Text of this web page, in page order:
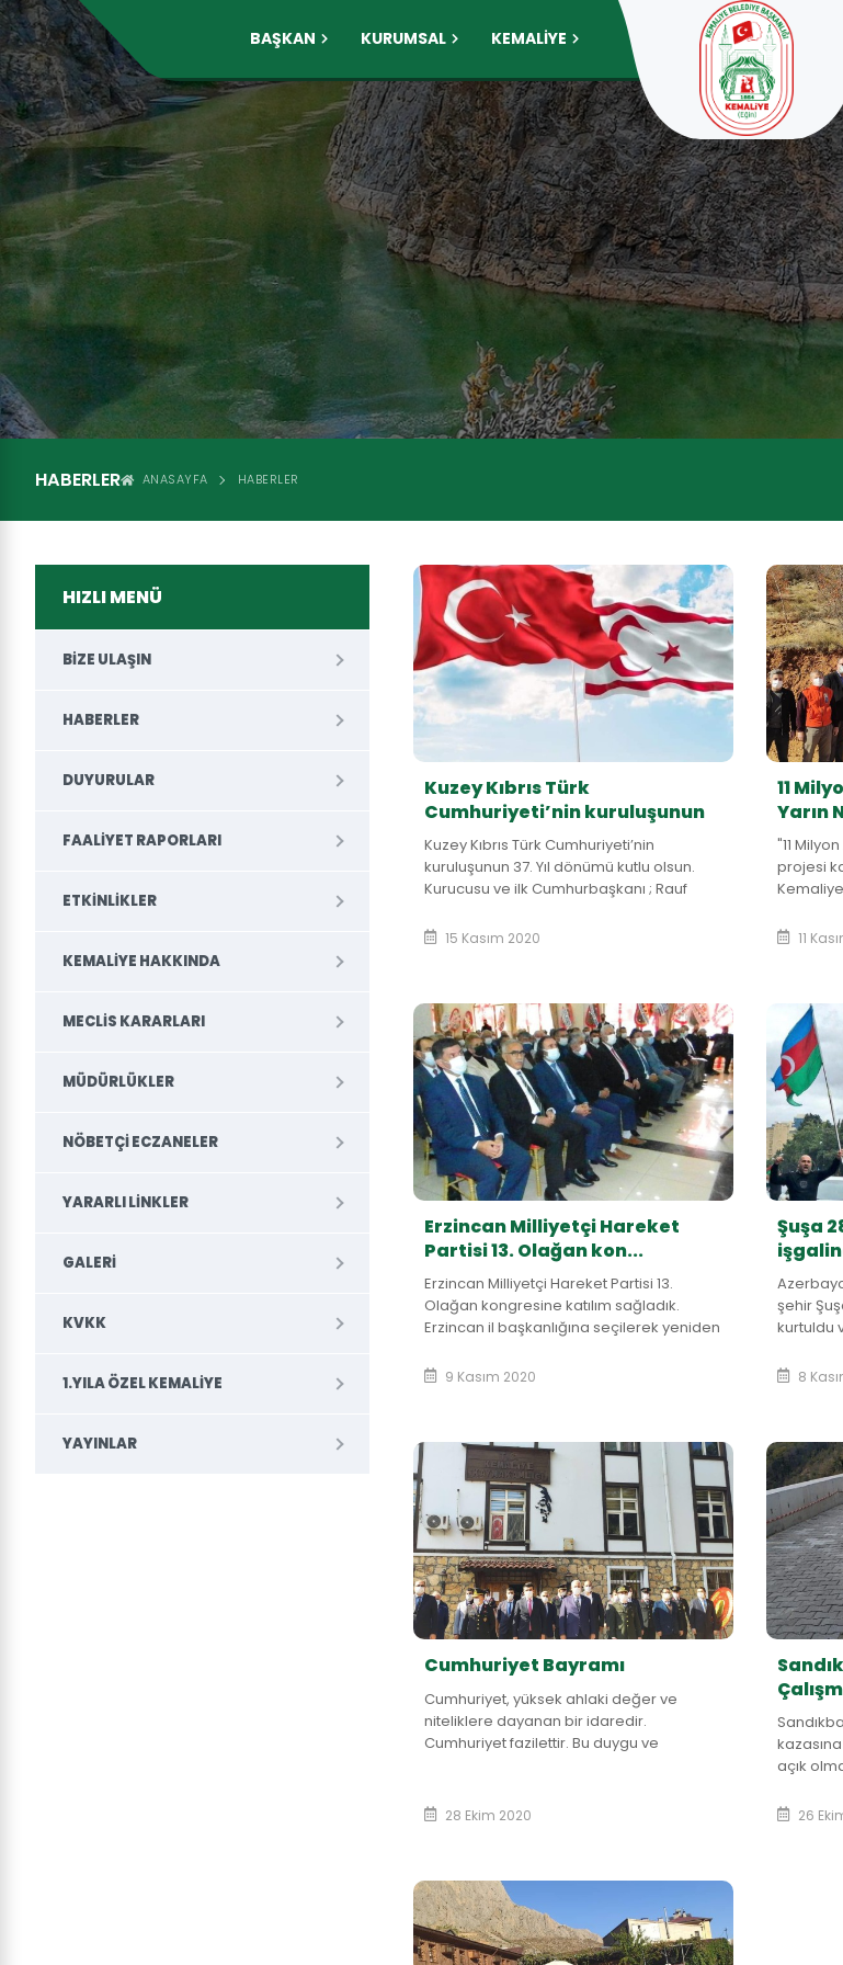
BAŞKAN KURUMSAL KEMALİYE
HABERLER ANASAYFA HABERLER
Kuzey Kıbrıs Türk
Cumhuriyeti’nin kuruluşunun
37....
Kuzey Kıbrıs Türk Cumhuriyeti’nin
kuruluşunun 37. Yıl dönümü kutlu olsun.
Kurucusu ve ilk Cumhurbaşkanı ; Rauf
15 Kasım 2020
11
Yarın
"11
projesi
İl&c...
11
Erzincan Milliyetçi Hareket
Partisi 13. Olağan kon...
Erzincan Milliyetçi Hareket Partisi 13.
Olağan kongresine katılım sağladık.
Erzincan il başkanlığına seçilerek yeniden
Başkanımı ve yönetimini te...
9 Kasım 2020
Şuşa
şehir
kurtuldu
dalgal...
8
Cumhuriyet Bayramı
Cumhuriyet, yüksek ahlaki değer ve
niteliklere dayanan bir idaredir.
Cumhuriyet fazilettir. Bu duygu ve
28 Ekim 2020
açık
bitmiş
26
HIZLI MENÜ
BIZE ULAŞIN
HABERLER
DUYURULAR
FAALIYET RAPORLARI
ETKINLIKLER
KEMALIYE HAKKINDA
MECLIS KARARLARI
MÜDÜRLÜKLER
NÖBETÇI ECZANELER
YARARLI LINKLER
GALERI
KVKK
1.YILA ÖZEL KEMALIYE
YAYINLAR